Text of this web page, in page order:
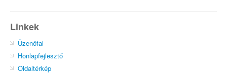
Linkek
Üzenőfal
Honlapfejlesztő
Oldaltérkép